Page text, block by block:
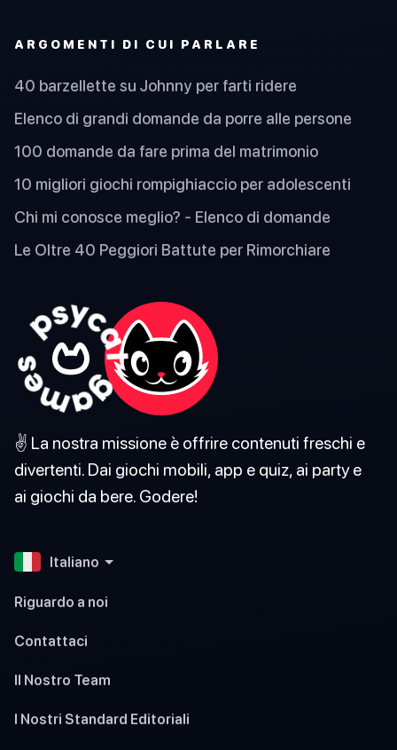
ARGOMENTI DI CUI PARLARE
40 barzellette su Johnny per farti ridere
Elenco di grandi domande da porre alle persone
100 domande da fare prima del matrimonio
10 migliori giochi rompighiaccio per adolescenti
Chi mi conosce meglio? - Elenco di domande
Le Oltre 40 Peggiori Battute per Rimorchiare
✌️ La nostra missione è offrire contenuti freschi e
divertenti. Dai giochi mobili, app e quiz, ai party e
ai giochi da bere. Godere!
Italiano
Riguardo a noi
Contattaci
Il Nostro Team
I Nostri Standard Editoriali